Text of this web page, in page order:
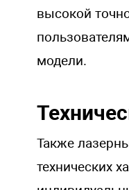
высокой
модели.
Также
технических